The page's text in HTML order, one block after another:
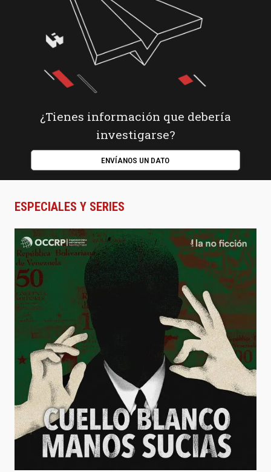
¿Tienes información que debería
investigarse?
ENVÍANOS UN DATO
ESPECIALES Y SERIES